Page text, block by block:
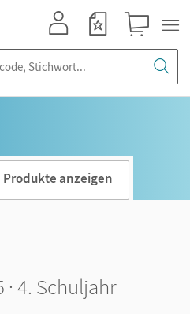
Produkte anzeigen
4. Schuljahr